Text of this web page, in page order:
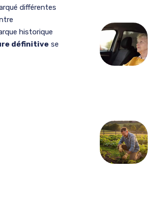
différentes
historique
définitive se